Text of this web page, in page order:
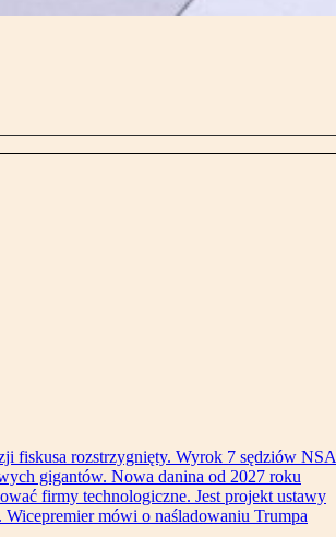
fiskusa rozstrzygnięty. Wyrok 7 sędziów NSA
gigantów. Nowa danina od 2027 roku
firmy technologiczne. Jest projekt ustawy
mówi o naśladowaniu Trumpa